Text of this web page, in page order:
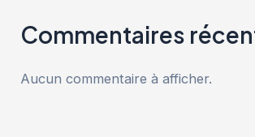
Commentaires
Aucun commentaire à afficher.